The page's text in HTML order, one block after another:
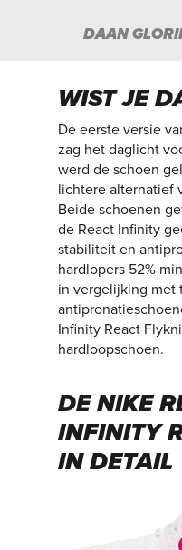
DAAN
WIST JE
De eerste versie
zag het daglicht
werd de schoen
lichtere alternatief
Beide schoenen
de React Infinity
stabiliteit en
hardlopers 52%
in vergelijking met
Infinity React
hardloopschoen.
DE NIKE
INFINITY
IN DETAIL